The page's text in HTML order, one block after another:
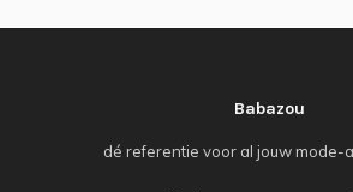
Babazou
dé referentie voor al jouw mode-